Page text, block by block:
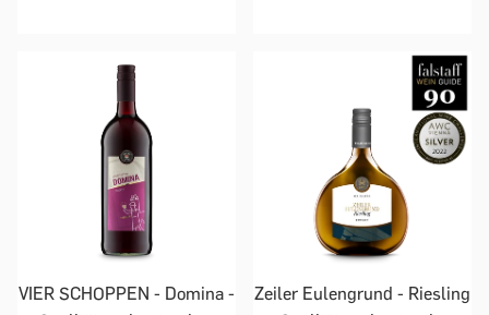
VIER SCHOPPEN - Domina -
Zeiler Eulengrund - Riesling